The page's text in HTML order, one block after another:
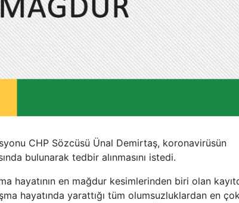
CHP Sözcüsü Ünal Demirtaş, koronavirüsün
bulunarak tedbir alınmasını istedi.
hayatının en mağdur kesimlerinden biri olan
hayatında yarattığı tüm olumsuzluklardan en